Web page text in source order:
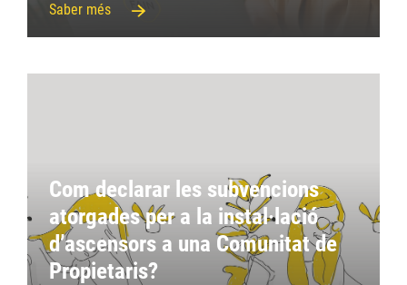
Saber més
Com declarar les subvencions
atorgades per a la instal·lació
d’ascensors a una Comunitat de
Propietaris?